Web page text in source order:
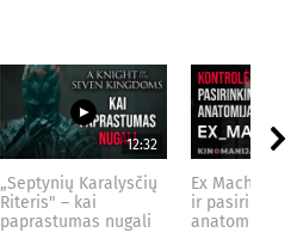
12:32
„Septynių Karalysčių
Riteris" – kai
paprastumas nugali
Ex Machina:
ir pasirinkimo
anatomija